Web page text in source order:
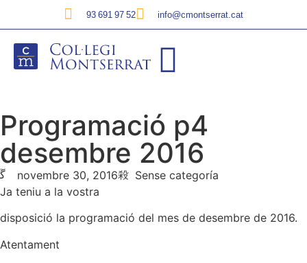
93 691 97 52 info@cmontserrat.cat
Programació p4
desembre 2016
novembre 30, 2016
Sense categoría
Ja teniu a la vostra
disposició la programació del mes de desembre de 2016.
Atentament